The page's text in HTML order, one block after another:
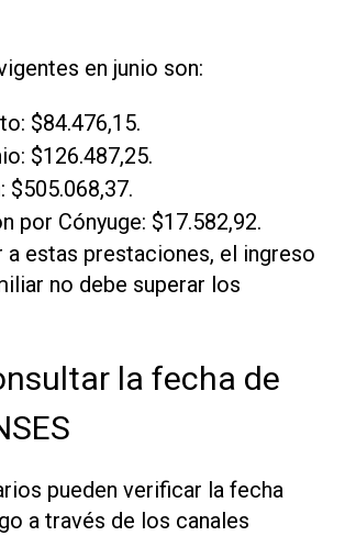
en junio son:
$84.476,15.
$126.487,25.
$505.068,37.
por Cónyuge: $17.582,92.
a estas prestaciones, el ingreso
no debe superar los
la fecha de
pueden verificar la fecha
a través de los canales